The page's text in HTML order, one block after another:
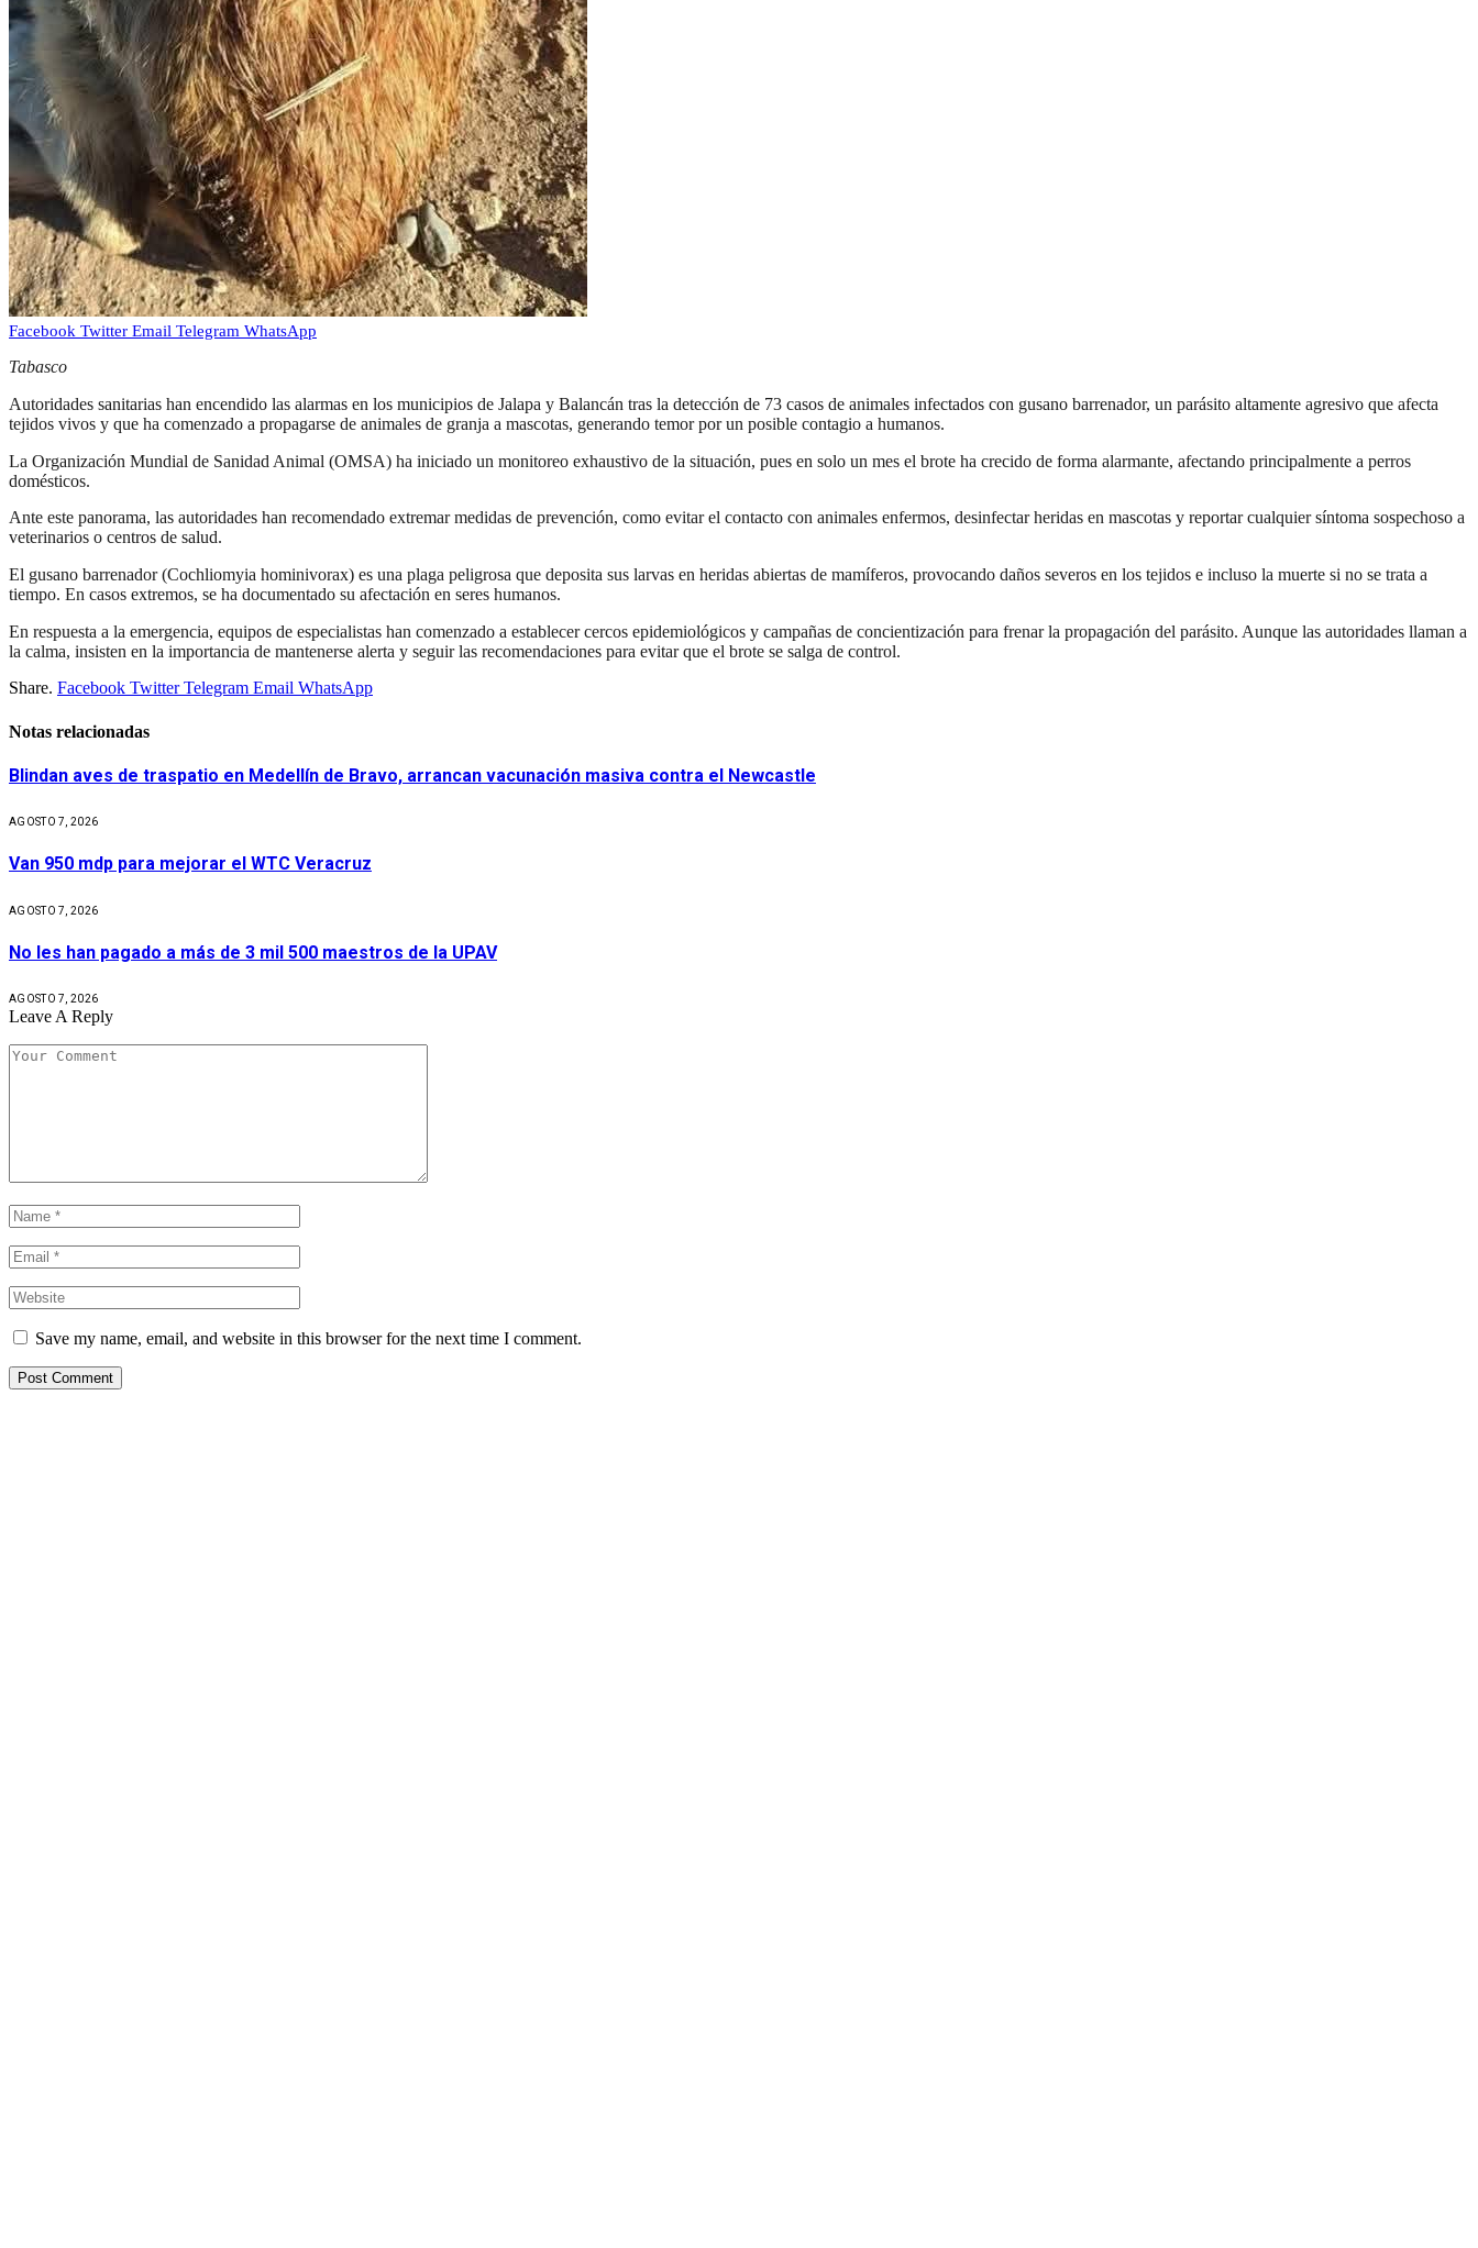
Facebook Twitter Email Telegram WhatsApp
Tabasco
Autoridades sanitarias han encendido las alarmas en los municipios de Jalapa y Balancán tras la detección de 73 casos de animales infectados con gusano barrenador, un parásito altamente agresivo que afecta
tejidos vivos y que ha comenzado a propagarse de animales de granja a mascotas, generando temor por un posible contagio a humanos.
La Organización Mundial de Sanidad Animal (OMSA) ha iniciado un monitoreo exhaustivo de la situación, pues en solo un mes el brote ha crecido de forma alarmante, afectando principalmente a perros
domésticos.
Ante este panorama, las autoridades han recomendado extremar medidas de prevención, como evitar el contacto con animales enfermos, desinfectar heridas en mascotas y reportar cualquier síntoma sospechoso a
veterinarios o centros de salud.
El gusano barrenador (Cochliomyia hominivorax) es una plaga peligrosa que deposita sus larvas en heridas abiertas de mamíferos, provocando daños severos en los tejidos e incluso la muerte si no se trata a
tiempo. En casos extremos, se ha documentado su afectación en seres humanos.
En respuesta a la emergencia, equipos de especialistas han comenzado a establecer cercos epidemiológicos y campañas de concientización para frenar la propagación del parásito. Aunque las autoridades llaman a
la calma, insisten en la importancia de mantenerse alerta y seguir las recomendaciones para evitar que el brote se salga de control.
Share. Facebook Twitter Telegram Email WhatsApp
Notas relacionadas
Blindan aves de traspatio en Medellín de Bravo, arrancan vacunación masiva contra el Newcastle
AGOSTO 7, 2026
Van 950 mdp para mejorar el WTC Veracruz
AGOSTO 7, 2026
No les han pagado a más de 3 mil 500 maestros de la UPAV
AGOSTO 7, 2026
Leave A Reply
Save my name, email, and website in this browser for the next time I comment.